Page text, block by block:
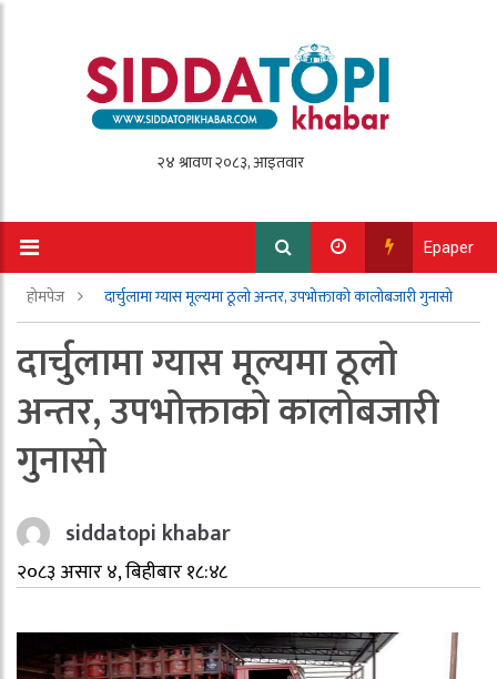
Epaper
होमपेज दार्चुलामा ग्यास मूल्यमा ठूलो अन्तर, उपभोक्ताको कालोबजारी गुनासो
दार्चुलामा ग्यास मूल्यमा ठूलो
अन्तर, उपभोक्ताको कालोबजारी
गुनासो
siddatopi khabar
२०८३ असार ४, बिहीबार १८:४८